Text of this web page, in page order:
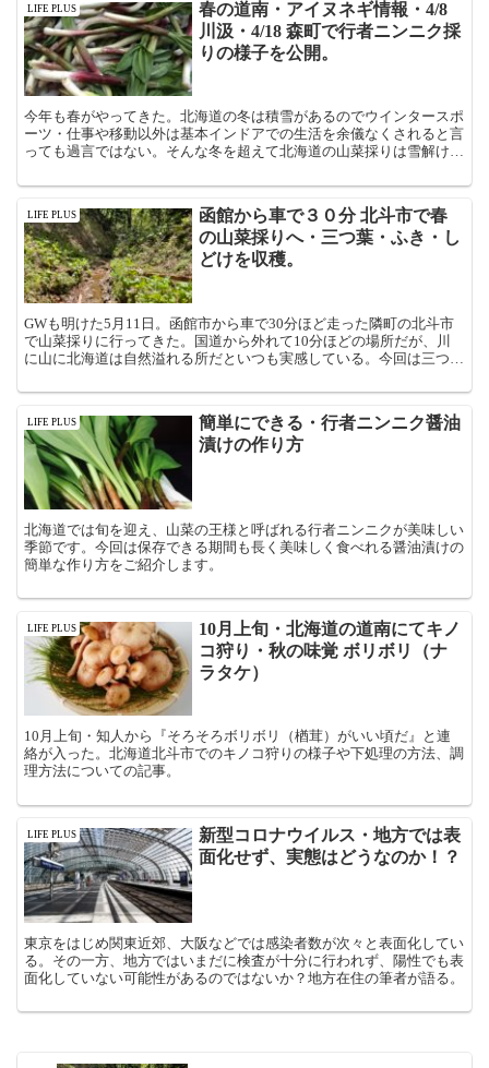
LIFE PLUS
春の道南・アイヌネギ情報・4/8
川汲・4/18 森町で行者ニンニク採
りの様子を公開。
今年も春がやってきた。北海道の冬は積雪があるのでウインタースポ
ーツ・仕事や移動以外は基本インドアでの生活を余儀なくされると言
っても過言ではない。そんな冬を超えて北海道の山菜採りは雪解けと
LIFE PLUS
函館から車で３０分 北斗市で春
の山菜採りへ・三つ葉・ふき・し
どけを収穫。
GWも明けた5月11日。函館市から車で30分ほど走った隣町の北斗市
で山菜採りに行ってきた。国道から外れて10分ほどの場所だが、川
に山に北海道は自然溢れる所だといつも実感している。今回は三つ
LIFE PLUS
簡単にできる・行者ニンニク醤油
漬けの作り方
北海道では旬を迎え、山菜の王様と呼ばれる行者ニンニクが美味しい
季節です。今回は保存できる期間も長く美味しく食べれる醤油漬けの
簡単な作り方をご紹介します。
LIFE PLUS
10月上旬・北海道の道南にてキノ
コ狩り・秋の味覚 ボリボリ（ナ
ラタケ）
10月上旬・知人から『そろそろボリボリ（楢茸）がいい頃だ』と連
絡が入った。北海道北斗市でのキノコ狩りの様子や下処理の方法、調
理方法についての記事。
LIFE PLUS
新型コロナウイルス・地方では表
面化せず、実態はどうなのか！？
東京をはじめ関東近郊、大阪などでは感染者数が次々と表面化してい
る。その一方、地方ではいまだに検査が十分に行われず、陽性でも表
面化していない可能性があるのではないか？地方在住の筆者が語る。